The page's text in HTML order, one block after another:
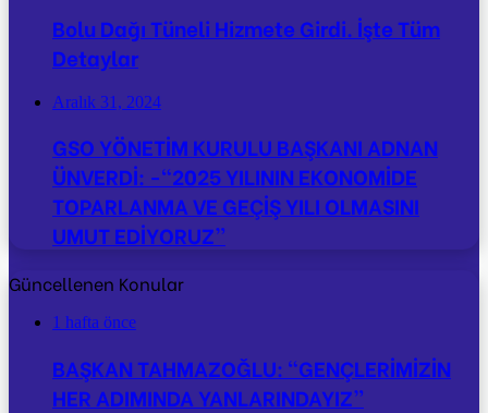
Bolu Dağı Tüneli Hizmete Girdi. İşte Tüm
Detaylar
Aralık 31, 2024
GSO YÖNETİM KURULU BAŞKANI ADNAN
ÜNVERDİ: -“2025 YILININ EKONOMİDE
TOPARLANMA VE GEÇİŞ YILI OLMASINI
UMUT EDİYORUZ”
Güncellenen Konular
1 hafta önce
BAŞKAN TAHMAZOĞLU: “GENÇLERİMİZİN
HER ADIMINDA YANLARINDAYIZ”